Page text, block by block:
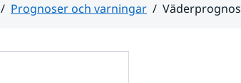
Prognoser och varningar
Väderprognos
för
varningar